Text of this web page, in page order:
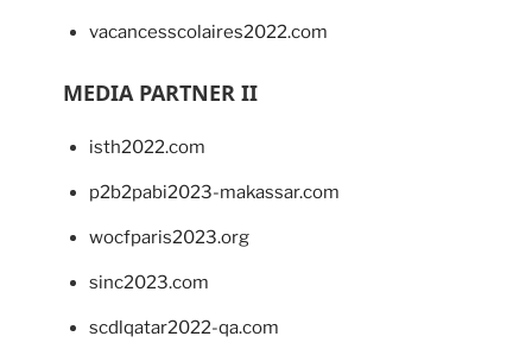
vacancesscolaires2022.com
MEDIA PARTNER II
isth2022.com
p2b2pabi2023-makassar.com
wocfparis2023.org
sinc2023.com
scdlqatar2022-qa.com